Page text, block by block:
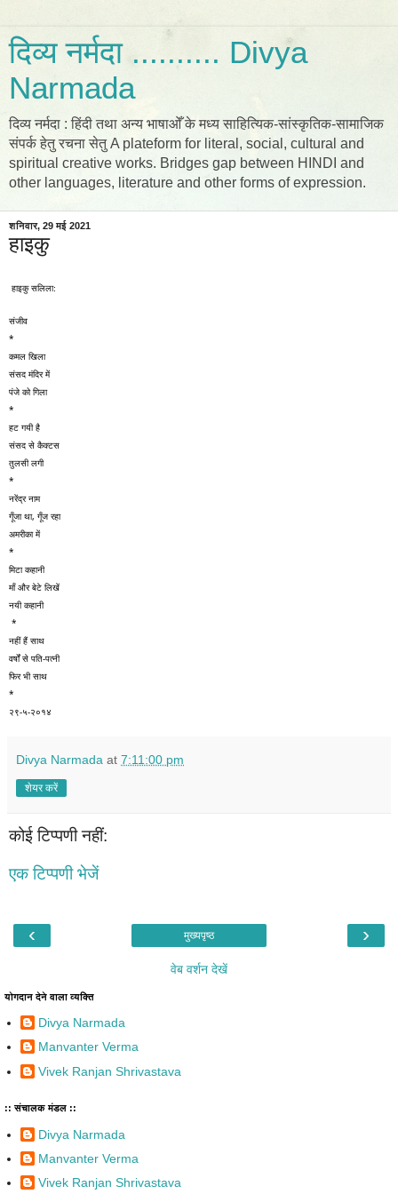
दिव्य नर्मदा .......... Divya
Narmada
दिव्य नर्मदा : हिंदी तथा अन्य भाषाओँ के मध्य साहित्यिक-सांस्कृतिक-सामाजिक
संपर्क हेतु रचना सेतु A plateform for literal, social, cultural and
spiritual creative works. Bridges gap between HINDI and
other languages, literature and other forms of expression.
शनिवार, 29 मई 2021
हाइकु
हाइकु सलिला:
संजीव
*
कमल खिला
संसद मंदिर में
पंजे को गिला
*
हट गयी है
संसद से कैक्टस
तुलसी लगी
*
नरेंद्र नाम
गूँजा था, गूँज रहा
अमरीका में
*
मिटा कहानी
माँ और बेटे लिखें
नयी कहानी
*
नहीं हैं साथ
वर्षों से पति-पत्नी
फिर भी साथ
*
२९-५-२०१४
Divya Narmada at 7:11:00 pm
शेयर करें
कोई टिप्पणी नहीं:
एक टिप्पणी भेजें
‹ ›
मुख्यपृष्ठ
वेब वर्शन देखें
योगदान देने वाला व्यक्ति
Divya Narmada
Manvanter Verma
Vivek Ranjan Shrivastava
:: संचालक मंडल ::
Divya Narmada
Manvanter Verma
Vivek Ranjan Shrivastava